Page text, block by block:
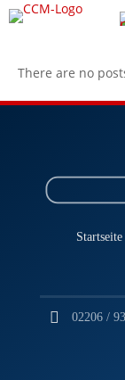
There are no
Startseite
02206 /